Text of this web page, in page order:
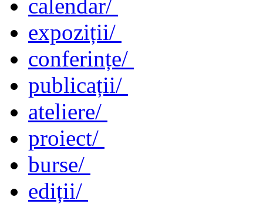
calendar/
expoziții/
conferințe/
publicații/
ateliere/
proiect/
burse/
ediții/